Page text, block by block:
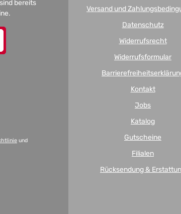
bereits
und
Versand und
Datenschutz
Widerrufsrecht
Widerrufsformular
Kontakt
Jobs
Katalog
Gutscheine
Filialen
Rücksendung &